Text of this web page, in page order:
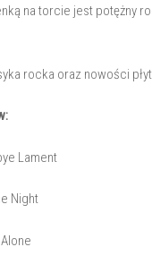
na torcie jest potężny
rocka oraz nowości
Lament
Night